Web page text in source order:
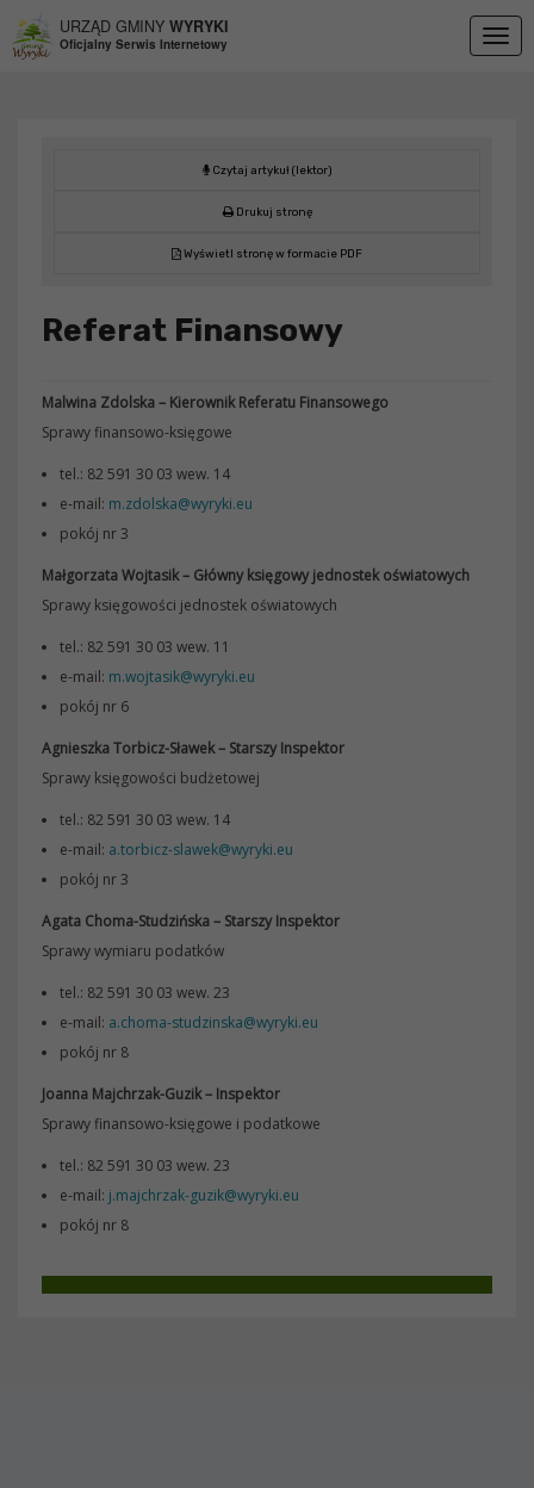
URZĄD GMINY WYRYKI
Oficjalny Serwis Internetowy
Czytaj artykuł (lektor)
Drukuj stronę
Wyświetl stronę w formacie PDF
Referat Finansowy
Malwina Zdolska – Kierownik Referatu Finansowego
Sprawy finansowo-księgowe
tel.: 82 591 30 03 wew. 14
e-mail: m.zdolska@wyryki.eu
pokój nr 3
Małgorzata Wojtasik – Główny księgowy jednostek oświatowych
Sprawy księgowości jednostek oświatowych
tel.: 82 591 30 03 wew. 11
e-mail: m.wojtasik@wyryki.eu
pokój nr 6
Agnieszka Torbicz-Sławek – Starszy Inspektor
Sprawy księgowości budżetowej
tel.: 82 591 30 03 wew. 14
e-mail: a.torbicz-slawek@wyryki.eu
pokój nr 3
Agata Choma-Studzińska – Starszy Inspektor
Sprawy wymiaru podatków
tel.: 82 591 30 03 wew. 23
e-mail: a.choma-studzinska@wyryki.eu
pokój nr 8
Joanna Majchrzak-Guzik – Inspektor
Sprawy finansowo-księgowe i podatkowe
tel.: 82 591 30 03 wew. 23
e-mail: j.majchrzak-guzik@wyryki.eu
pokój nr 8